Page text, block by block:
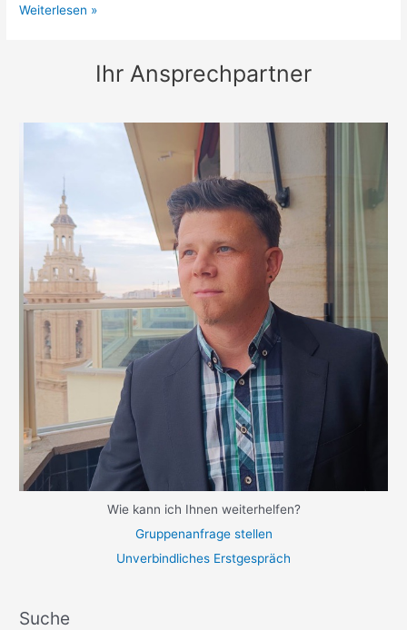
Englisch
Weiterlesen »
Ihr Ansprechpartner
Wie kann ich Ihnen weiterhelfen?
Gruppenanfrage stellen
Unverbindliches Erstgespräch
Suche